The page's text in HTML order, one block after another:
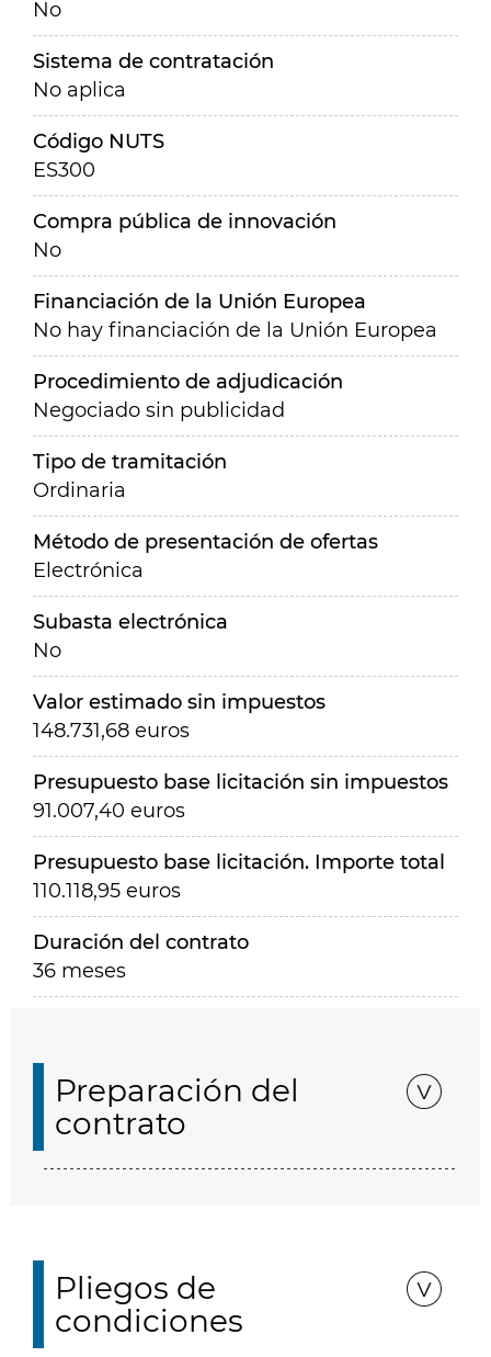
No
Sistema de contratación
No aplica
Código NUTS
ES300
Compra pública de innovación
No
Financiación de la Unión Europea
No hay financiación de la Unión Europea
Procedimiento de adjudicación
Negociado sin publicidad
Tipo de tramitación
Ordinaria
Método de presentación de ofertas
Electrónica
Subasta electrónica
No
Valor estimado sin impuestos
148.731,68 euros
Presupuesto base licitación sin impuestos
91.007,40 euros
Presupuesto base licitación. Importe total
110.118,95 euros
Duración del contrato
36 meses
Preparación del
contrato
Pliegos de
condiciones